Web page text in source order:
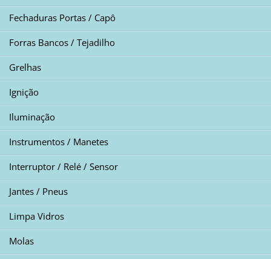
Fechaduras Portas / Capô
Forras Bancos / Tejadilho
Grelhas
Ignição
Iluminação
Instrumentos / Manetes
Interruptor / Relé / Sensor
Jantes / Pneus
Limpa Vidros
Molas